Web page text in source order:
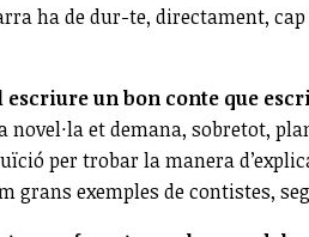
ha de dur-te, directament,
un bon conte que
novel·la et demana, sobretot,
per trobar la manera
grans exemples de contistes,